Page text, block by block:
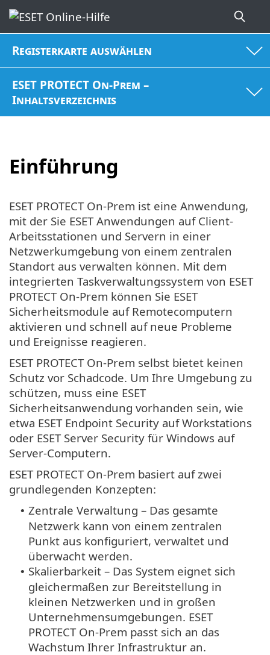
Registerkarte auswählen
ESET PROTECT On-Prem –
Inhaltsverzeichnis
Einführung
ESET PROTECT On-Prem ist eine Anwendung,
mit der Sie ESET Anwendungen auf Client-
Arbeitsstationen und Servern in einer
Netzwerkumgebung von einem zentralen
Standort aus verwalten können. Mit dem
integrierten Taskverwaltungssystem von ESET
PROTECT On-Prem können Sie ESET
Sicherheitsmodule auf Remotecomputern
aktivieren und schnell auf neue Probleme
und Ereignisse reagieren.
ESET PROTECT On-Prem selbst bietet keinen
Schutz vor Schadcode. Um Ihre Umgebung zu
schützen, muss eine ESET
Sicherheitsanwendung vorhanden sein, wie
etwa ESET Endpoint Security auf Workstations
oder ESET Server Security für Windows auf
Server-Computern.
ESET PROTECT On-Prem basiert auf zwei
grundlegenden Konzepten:
• Zentrale Verwaltung – Das gesamte
Netzwerk kann von einem zentralen
Punkt aus konfiguriert, verwaltet und
überwacht werden.
• Skalierbarkeit – Das System eignet sich
gleichermaßen zur Bereitstellung in
kleinen Netzwerken und in großen
Unternehmensumgebungen. ESET
PROTECT On-Prem passt sich an das
Wachstum Ihrer Infrastruktur an.